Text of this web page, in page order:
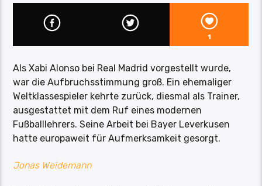
1
Als Xabi Alonso bei Real Madrid vorgestellt wurde,
war die Aufbruchsstimmung groß. Ein ehemaliger
Weltklassespieler kehrte zurück, diesmal als Trainer,
ausgestattet mit dem Ruf eines modernen
Fußballlehrers. Seine Arbeit bei Bayer Leverkusen
hatte europaweit für Aufmerksamkeit gesorgt.
Jonas Weidemann